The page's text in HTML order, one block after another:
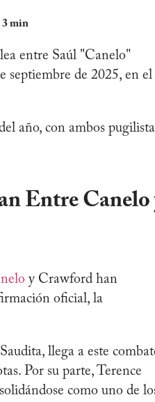
3 min
entre Saúl "Canelo"
septiembre de 2025, en el
año, con ambos
Entre Canelo
y Crawford han
oficial, la
llega a este
Por su parte, Terence
como uno de